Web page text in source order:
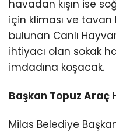
havadan kışın ise
için kliması ve tavan
bulunan Canlı
ihtiyacı olan sokak
imdadına koşacak.
Başkan Topuz Araç
Milas Belediye